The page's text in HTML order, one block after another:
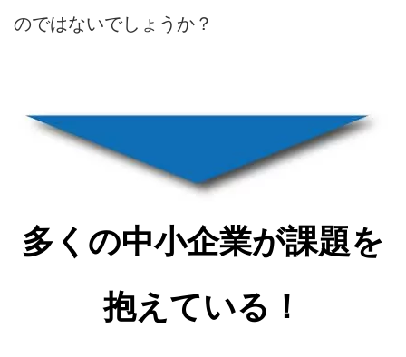
のではないでしょうか？
多くの中小企業が課題を
抱えている！